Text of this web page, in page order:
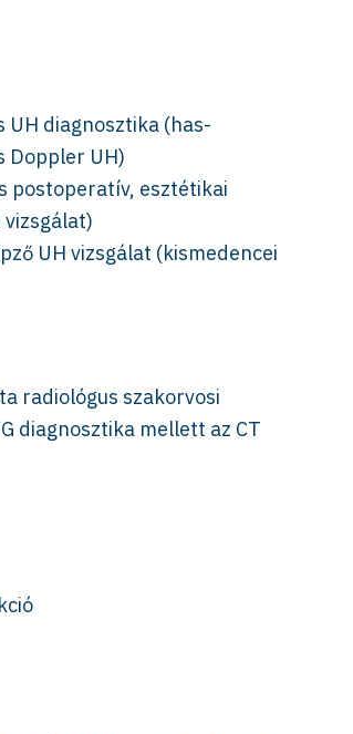
diagnosztika (has-
Doppler UH)
postoperatív, esztétikai
UH vizsgálat (kismedencei
radiológus szakorvosi
diagnosztika mellett az CT